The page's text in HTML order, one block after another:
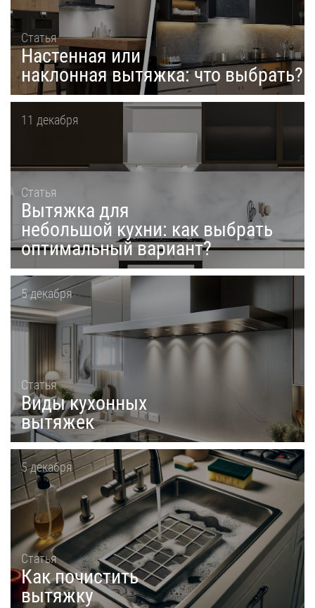
Статья
Настенная или
наклонная вытяжка: что выбрать?
11 декабря
Статья
Вытяжка для
небольшой кухни: как выбрать
оптимальный вариант?
5 декабря
Статья
Виды кухонных
вытяжек
5 декабря
Статья
Как почистить
вытяжку